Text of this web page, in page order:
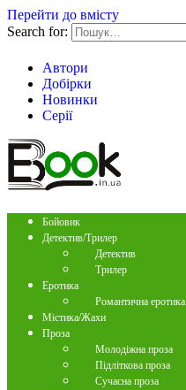
Перейти до вмісту
Search for:
Автори
Добірки
Новинки
Серії
Бойовик
Детектив/Трилер
Детектив
Трилер
Еротика
Романтична еротика
Містика/Жахи
Проза
Молодіжна проза
Підліткова проза
Сучасна проза